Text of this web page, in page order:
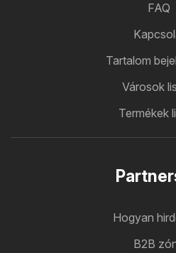
FAQ
Tartalom
Városok
Termékek
Hogyan
B2B